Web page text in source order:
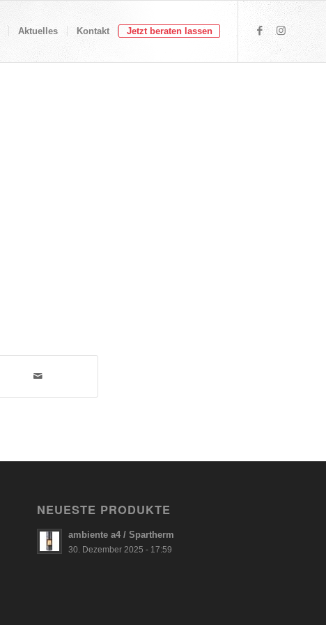
Aktuelles Kontakt Jetzt beraten lassen
NEUESTE PRODUKTE
ambiente a4 / Spartherm
30. Dezember 2025 - 17:59